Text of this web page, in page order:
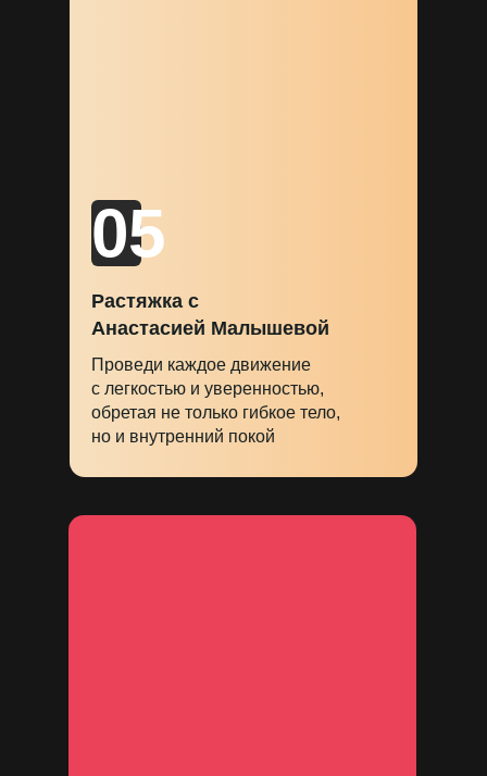
05
Растяжка с
Анастасией Малышевой
Проведи каждое движение
с легкостью и уверенностью,
обретая не только гибкое тело,
но и внутренний покой